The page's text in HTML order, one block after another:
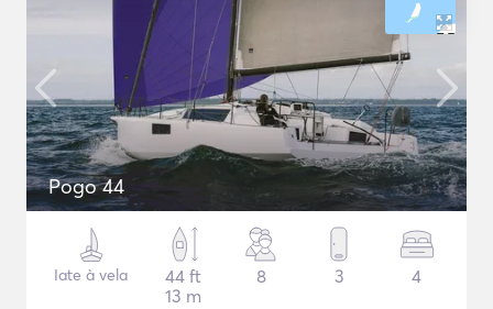
Pogo 44
Iate à vela
44 ft
13 m
8 3 4